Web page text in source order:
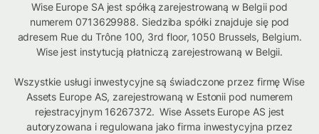
Wise Europe SA jest spółką zarejestrowaną w Belgii pod
numerem 0713629988. Siedziba spółki znajduje się pod
adresem Rue du Trône 100, 3rd floor, 1050 Brussels, Belgium.
Wise jest instytucją płatniczą zarejestrowaną w Belgii.
Wszystkie usługi inwestycyjne są świadczone przez firmę Wise
Assets Europe AS, zarejestrowaną w Estonii pod numerem
rejestracyjnym 16267372. Wise Assets Europe AS jest
autoryzowana i regulowana jako firma inwestycyjna przez